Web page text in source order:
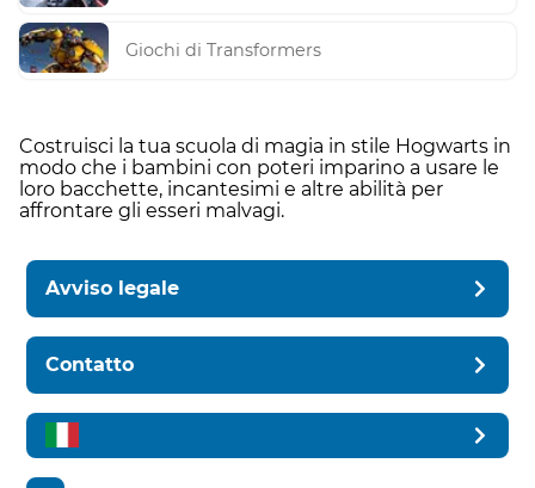
Giochi di Transformers
Costruisci la tua scuola di magia in stile Hogwarts in
modo che i bambini con poteri imparino a usare le
loro bacchette, incantesimi e altre abilità per
affrontare gli esseri malvagi.
Avviso legale
Contatto